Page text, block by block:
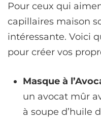
Pour ceux qui
capillaires maison
intéressante. Voici
pour créer vos
Masque à
un avocat mûr
à soupe d’huile